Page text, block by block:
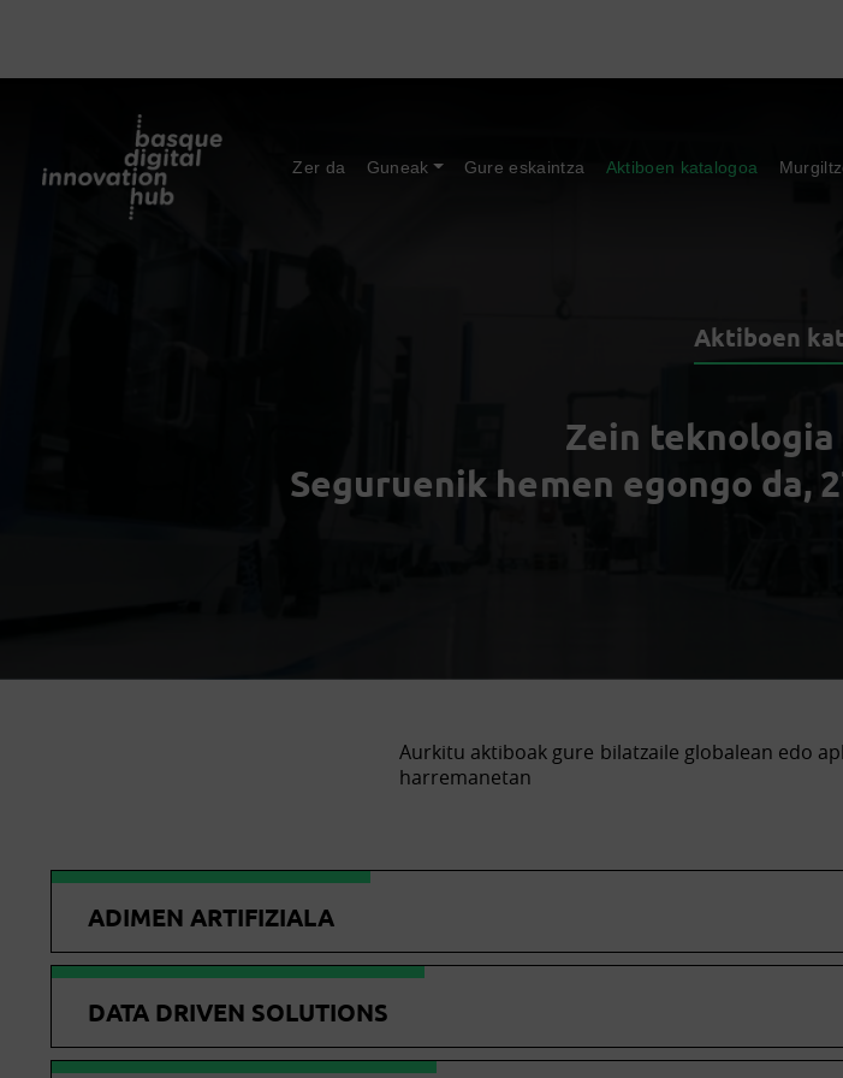
Zer da Guneak Gure eskaintza Aktiboen katalogoa
Aktiboen
Zein teknologia
Seguruenik hemen egongo da,
Aurkitu aktiboak gure bilatzaile globalean edo
harremanetan
ADIMEN ARTIFIZIALA
DATA DRIVEN SOLUTIONS